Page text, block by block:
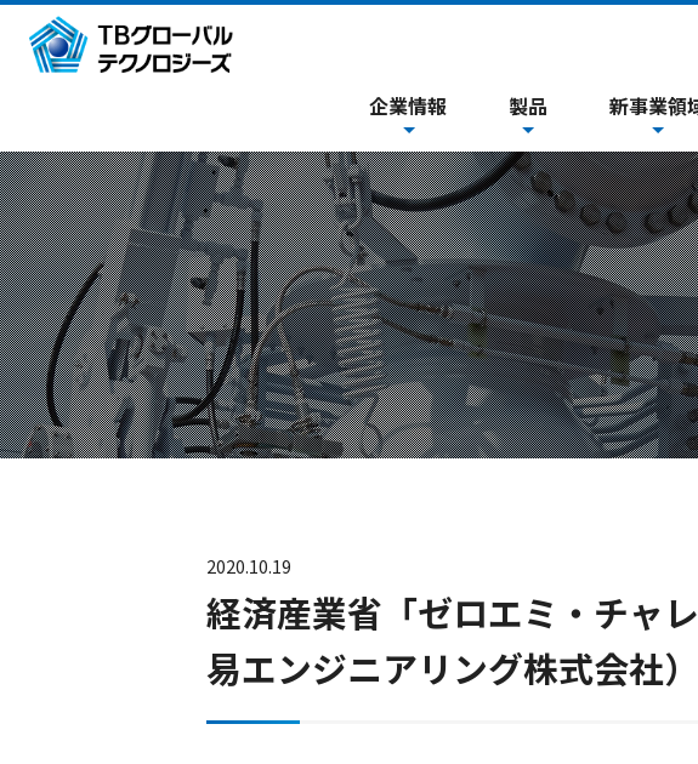
企業情報
経営理念・企業ビジョン
トップメッセージ
会社概要
沿革
事業所
コンプライアンス行動指針
製品
ローディングアーム
ジョイント
バタフライバルブ
ドレンシステム・フロートサクション
エネルギー機械関連
新事業領
2020.10.19
経済産業省「ゼロエミ・チャ
易エンジニアリング株式会社）